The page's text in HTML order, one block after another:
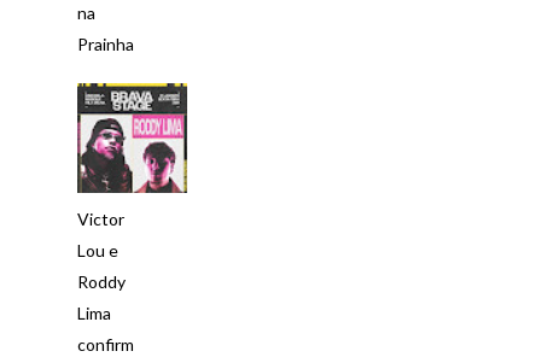
na
Prainha
Victor
Lou e
Roddy
Lima
confirm